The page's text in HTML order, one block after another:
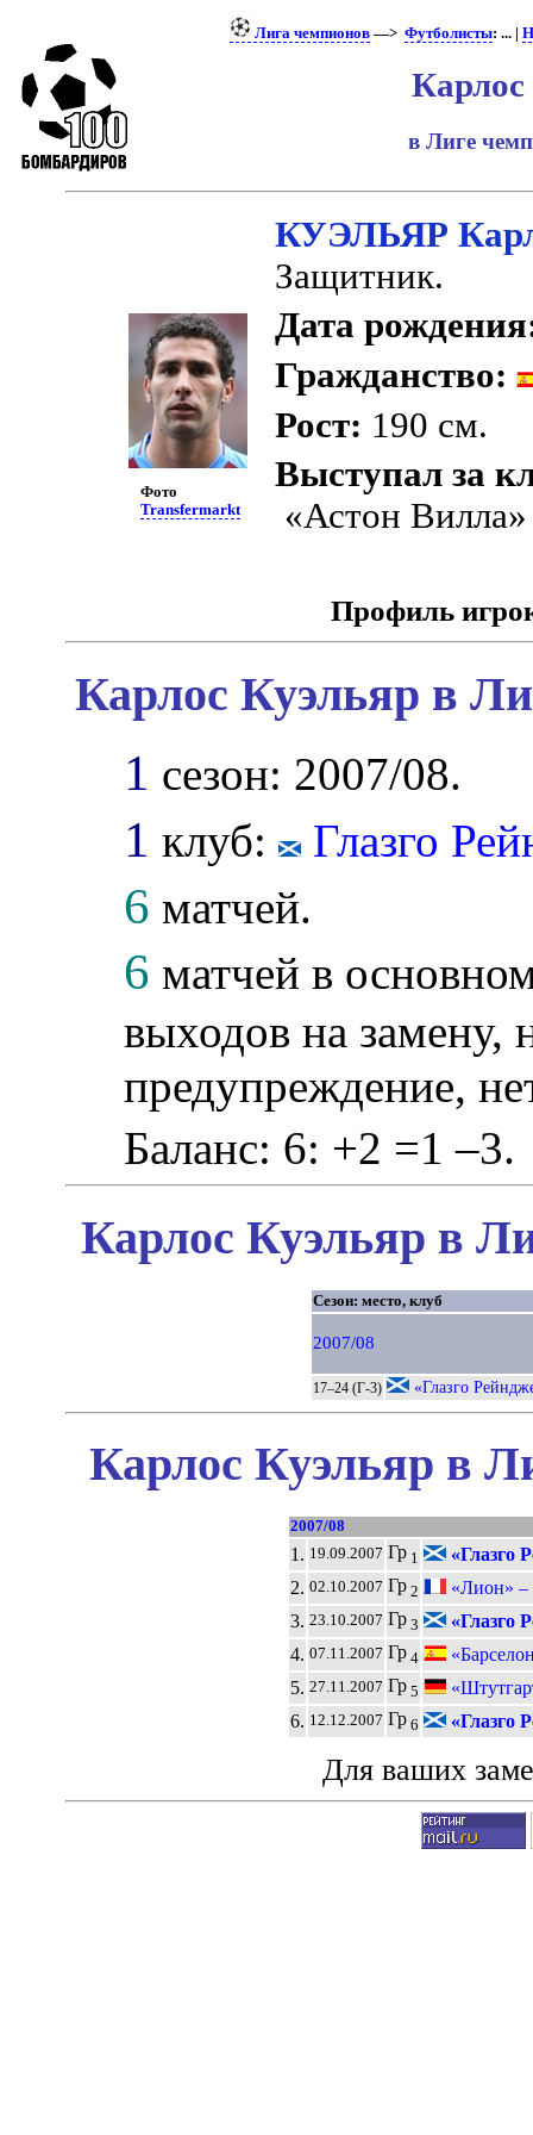
Лига чемпионов—> Футболисты: ... |
Карлос
в Лиге
Фото
Transfermarkt
КУЭЛЬЯР
Защитник.
Дата
Гражданство:
Рост: 190 см.
Выступал за
«Астон
Профиль
Карлос Куэльяр в
1 сезон: 2007/08.
1 клуб: Глазго
6 матчей.
6 матчей в
выходов на замену,
предупреждение,
Баланс: 6: +2 =1 –3.
Карлос Куэльяр в
Сезон: место, клуб
2007/08
17–24 (Г-3) «Глазго
Карлос Куэльяр в
2007/08
1. 19.09.2007 Гр1
«Глазго
2. 02.10.2007 Гр2
«Лион» –
3. 23.10.2007 Гр3
«Глазго
4. 07.11.2007 Гр4
5. 27.11.2007 Гр5
6. 12.12.2007 Гр6 «Глазго
Для ваших